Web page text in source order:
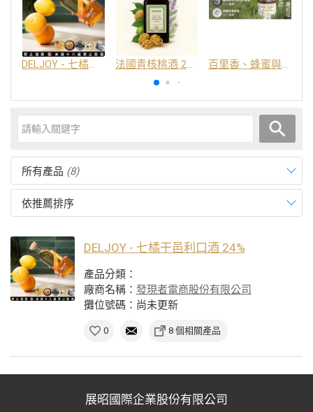
DELJOY - 七橘干邑利口酒 24% 法國青核桃酒 25% 百里香、蜂蜜與番紅花酒
所有產品 (8)
依推薦排序
DELJOY - 七橘干邑利口酒 24%
產品分類：
廠商名稱： 發現者電商股份有限公司
攤位號碼：尚未更新
0 8 個相關產品
展昭國際企業股份有限公司